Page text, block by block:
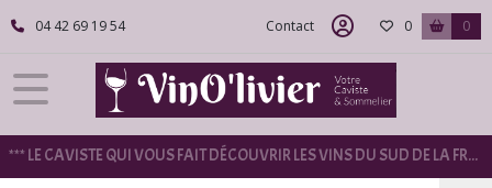
04 42 69 19 54 Contact 0 0
*** LE CAVISTE QUI VOUS FAIT DÉCOUVRIR LES VINS DU SUD DE LA FRANCE ***